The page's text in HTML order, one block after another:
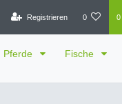
Registrieren 0 0
Pferde Fische